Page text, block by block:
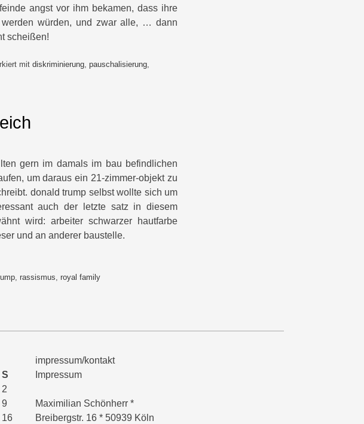
angst vor ihm bekamen, dass ihre
werden würden, und zwar alle, … dann
scheißen!
mit diskriminierung, pauschalisierung,
gern im damals im bau befindlichen
um daraus ein 21-zimmer-objekt zu
donald trump selbst wollte sich um
auch der letzte satz in diesem
wird: arbeiter schwarzer hautfarbe
und an anderer baustelle.
, rassismus, royal family
S
2
9
16
impressum/kontakt
Impressum
Maximilian Schönherr *
Breibergstr. 16 * 50939 Köln